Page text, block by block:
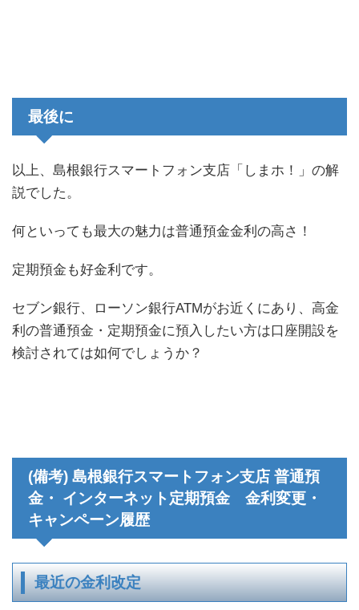
最後に
以上、島根銀行スマートフォン支店「しまホ！」の解
説でした。
何といっても最大の魅力は普通預金金利の高さ！
定期預金も好金利です。
セブン銀行、ローソン銀行ATMがお近くにあり、高金
利の普通預金・定期預金に預入したい方は口座開設を
検討されては如何でしょうか？
(備考) 島根銀行スマートフォン支店 普通預
金・ インターネット定期預金 金利変更・
キャンペーン履歴
最近の金利改定